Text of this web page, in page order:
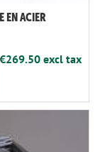
EN ACIER
€269.50 excl tax